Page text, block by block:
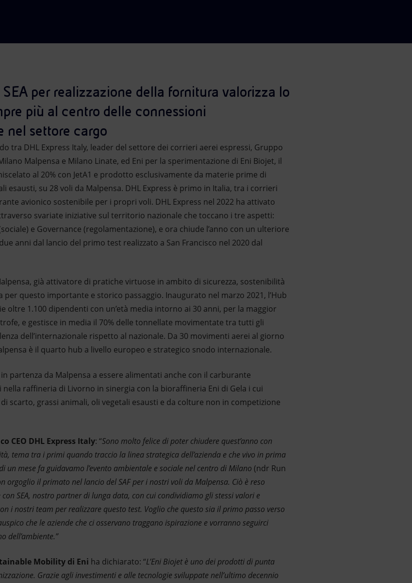
SEA per realizzazione della fornitura valorizza lo
più al centro delle connessioni
nel settore cargo
tra DHL Express Italy, leader del settore dei corrieri aerei espressi, Gruppo
Malpensa e Milano Linate, ed Eni per la sperimentazione di Eni Biojet, il
al 20% con JetA1 e prodotto esclusivamente da materie prime di
esausti, su 28 voli da Malpensa. DHL Express è primo in Italia, tra i corrieri
avionico sostenibile per i propri voli. DHL Express nel 2022 ha attivato
svariate iniziative sul territorio nazionale che toccano i tre aspetti:
e Governance (regolamentazione), e ora chiude l’anno con un ulteriore
anni dal lancio del primo test realizzato a San Francisco nel 2020 dal
già attivatore di pratiche virtuose in ambito di sicurezza, sostenibilità
per questo importante e storico passaggio. Inaugurato nel marzo 2021, l’Hub
oltre 1.100 dipendenti con un’età media intorno ai 30 anni, per la maggior
e gestisce in media il 70% delle tonnellate movimentate tra tutti gli
dell’internazionale rispetto al nazionale. Da 30 movimenti aerei al giorno
è il quarto hub a livello europeo e strategico snodo internazionale.
partenza da Malpensa a essere alimentati anche con il carburante
nella raffineria di Livorno in sinergia con la bioraffineria Eni di Gela i cui
scarto, grassi animali, oli vegetali esausti e da colture non in competizione
CEO DHL Express Italy: “Sono molto felice di poter chiudere quest’anno con
tema tra i primi quando traccio la linea strategica dell’azienda e che vivo in prima
un mese fa guidavamo l’evento ambientale e sociale nel centro di Milano (ndr Run
orgoglio il primato nel lancio del SAF per i nostri voli da Malpensa. Ciò è reso
SEA, nostro partner di lunga data, con cui condividiamo gli stessi valori e
i nostri team per realizzare questo test. Voglio che questo sia il primo passo verso
che le aziende che ci osservano traggano ispirazione e vorranno seguirci
dell’ambiente.”
Mobility di Eni ha dichiarato: “L’Eni Biojet è uno dei prodotti di punta
Grazie agli investimenti e alle tecnologie sviluppate nell’ultimo decennio